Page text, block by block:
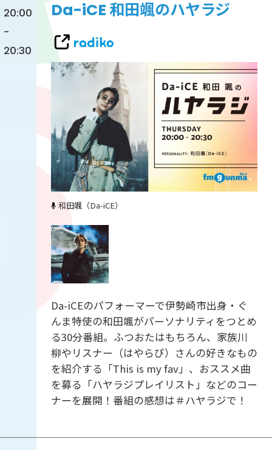
20:00
-
20:30
Da-iCE 和田颯のハヤラジ
和田颯（Da-iCE）
Da-iCEのパフォーマーで伊勢崎市出身・ぐ
んま特使の和田颯がパーソナリティをつとめ
る30分番組。ふつおたはもちろん、家族川
柳やリスナー（はやらぴ）さんの好きなもの
を紹介する「This is my fav」、おススメ曲
を募る「ハヤラジプレイリスト」などのコー
ナーを展開！番組の感想は＃ハヤラジで！